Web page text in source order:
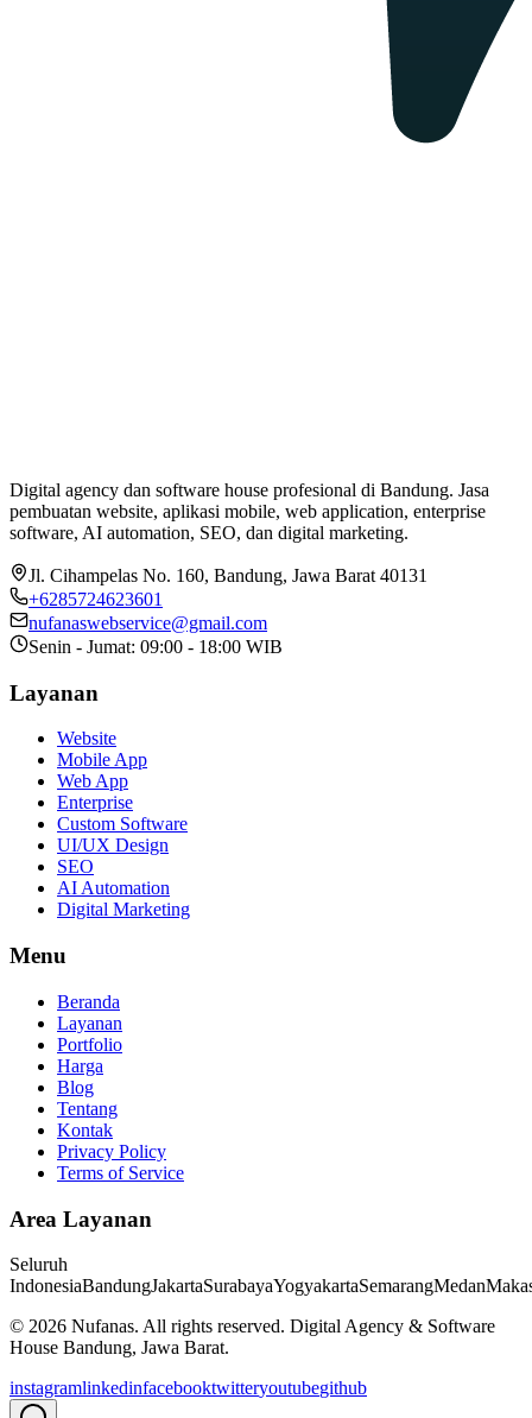
Digital agency dan software house profesional di Bandung. Jasa
pembuatan website, aplikasi mobile, web application, enterprise
software, AI automation, SEO, dan digital marketing.
Jl. Cihampelas No. 160, Bandung, Jawa Barat 40131
+6285724623601
nufanaswebservice@gmail.com
Senin - Jumat: 09:00 - 18:00 WIB
Layanan
Website
Mobile App
Web App
Enterprise
Custom Software
UI/UX Design
SEO
AI Automation
Digital Marketing
Menu
Beranda
Layanan
Portfolio
Harga
Blog
Tentang
Kontak
Privacy Policy
Terms of Service
Area Layanan
Seluruh
IndonesiaBandungJakartaSurabayaYogyakartaSemarangMedan
© 2026 Nufanas. All rights reserved. Digital Agency & Software
House Bandung, Jawa Barat.
instagramlinkedinfacebooktwitteryoutubegithub